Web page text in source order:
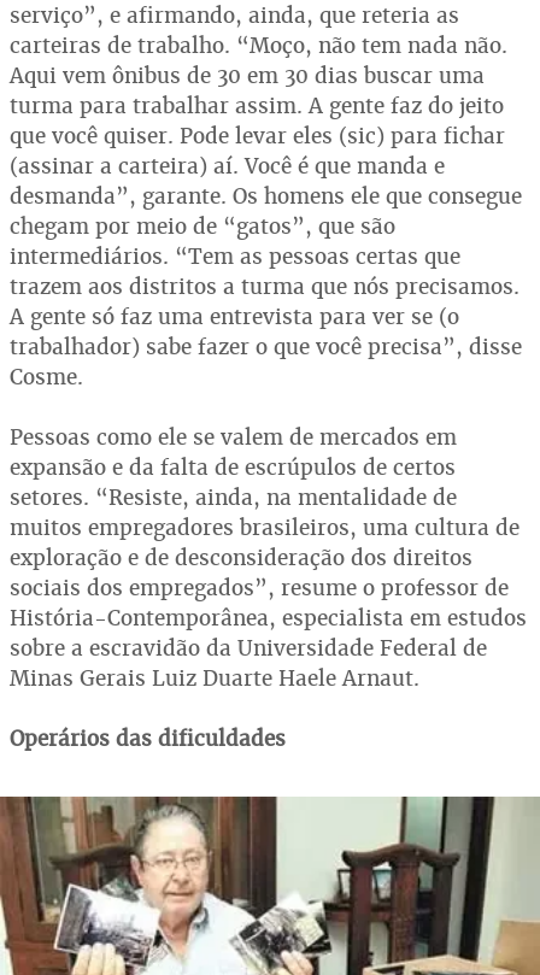
serviço”, e afirmando, ainda, que reteria as
carteiras de trabalho. “Moço, não tem nada não.
Aqui vem ônibus de 30 em 30 dias buscar uma
turma para trabalhar assim. A gente faz do jeito
que você quiser. Pode levar eles (sic) para fichar
(assinar a carteira) aí. Você é que manda e
desmanda”, garante. Os homens ele que consegue
chegam por meio de “gatos”, que são
intermediários. “Tem as pessoas certas que
trazem aos distritos a turma que nós precisamos.
A gente só faz uma entrevista para ver se (o
trabalhador) sabe fazer o que você precisa”, disse
Cosme.
Pessoas como ele se valem de mercados em
expansão e da falta de escrúpulos de certos
setores. “Resiste, ainda, na mentalidade de
muitos empregadores brasileiros, uma cultura de
exploração e de desconsideração dos direitos
sociais dos empregados”, resume o professor de
História-Contemporânea, especialista em estudos
sobre a escravidão da Universidade Federal de
Minas Gerais Luiz Duarte Haele Arnaut.
Operários das dificuldades